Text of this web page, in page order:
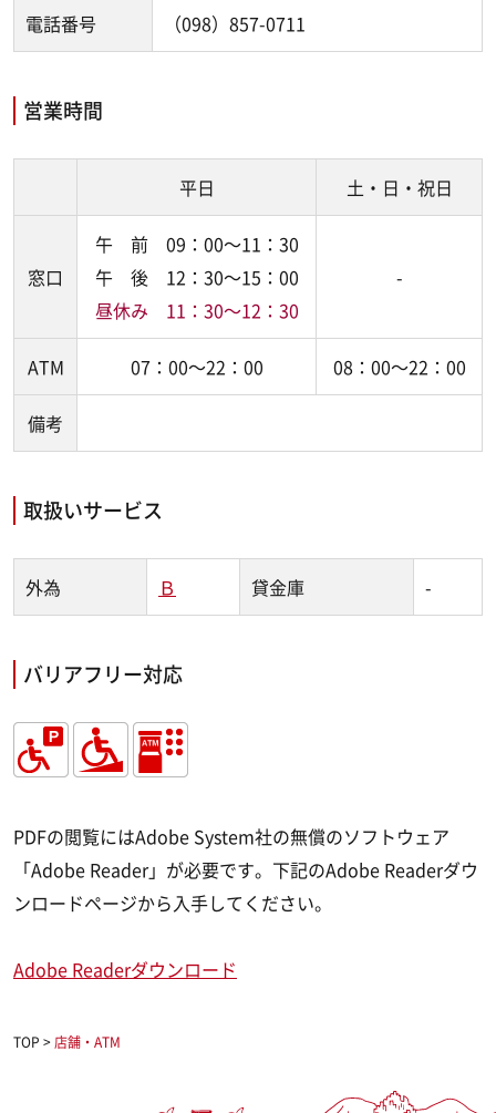
電話番号 （098）857-0711
営業時間
平日 土・日・祝日
窓口
午 前 09：00～11：30
午 後 12：30～15：00
昼休み 11：30～12：30
-
ATM 07：00～22：00 08：00～22：00
備考
取扱いサービス
外為 Ｂ 貸金庫 -
バリアフリー対応
PDFの閲覧にはAdobe System社の無償のソフトウェア
「Adobe Reader」が必要です。下記のAdobe Readerダウ
ンロードページから入手してください。
Adobe Readerダウンロード
TOP > 店舗・ATM